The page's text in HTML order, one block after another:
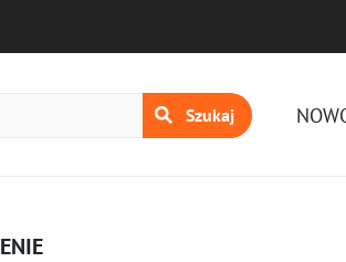
Szukaj